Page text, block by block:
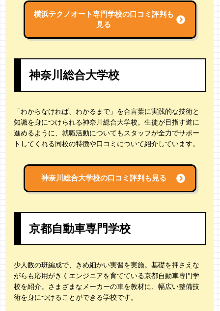
横浜テクノオート専門学校の口コミ評判も
見る
神奈川総合大学校
「わからなければ、わかるまで」を合言葉に実践的な技術と
知識を身につけられる神奈川総合大学校。生徒が目指す道に
進めるように、就職活動についてもスタッフが全力でサポー
トしてくれる同校の特徴や口コミについて紹介しています。
神奈川総合大学校の口コミ評判も見る
京都自動車専門学校
少人数の班編成で、きめ細かい実習を実施。基礎を押さえな
がらも応用がきくエンジニアを育てている京都自動車専門学
校を紹介。さまざまなメーカーの車を教材に、幅広い整備技
術を身につけることができる学校です。